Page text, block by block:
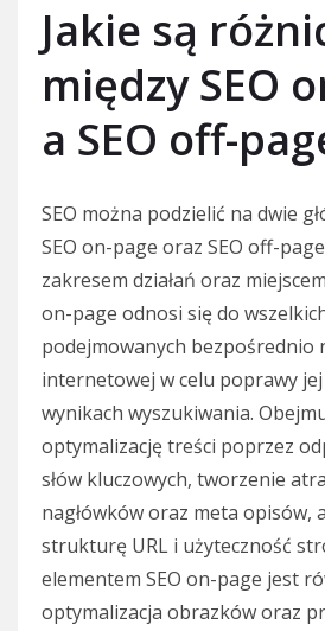
Jakie są
między SEO
a SEO off-
SEO można podzielić na dwie
SEO on-page oraz SEO off-
zakresem działań oraz
on-page odnosi się do
podejmowanych bezpośrednio
internetowej w celu poprawy
wynikach wyszukiwania.
optymalizację treści poprzez
słów kluczowych, tworzenie
nagłówków oraz meta opisów,
strukturę URL i użyteczność
elementem SEO on-page jest
optymalizacja obrazków oraz